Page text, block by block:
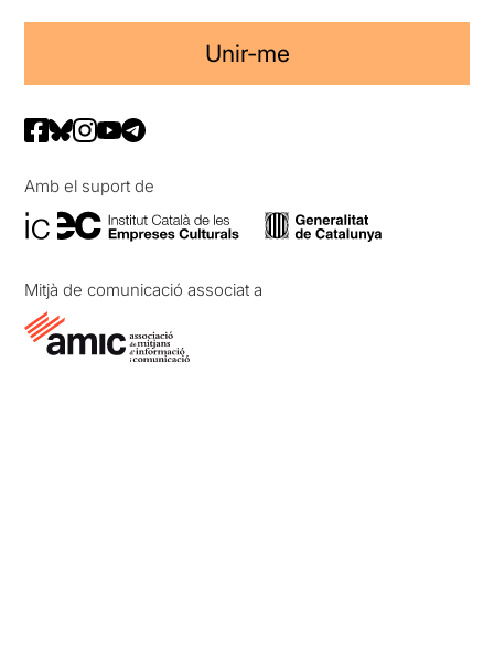
Unir-me
Amb el suport de
Mitjà de comunicació associat a